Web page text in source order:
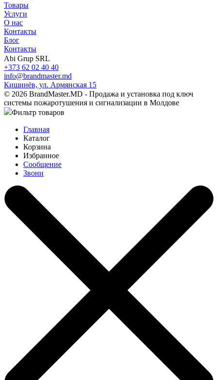
Товары
Услуги
О нас
Контакты
Блог
Контакты
Abi Grup SRL
+373 62 02 40 40
info@brandmaster.md
Кишинёв, ул. Армянская 15
© 2026 BrandMaster.MD - Продажа и установка под ключ
системы пожаротушения и сигнализации в Молдове
Фильтр товаров
Главная
Каталог
Корзина
Избранное
Сообщение
Звони